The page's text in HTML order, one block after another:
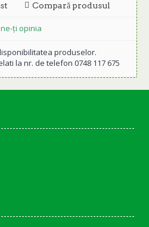
Compară produsul
ţi opinia
produselor.
la nr. de telefon 0748 117 675